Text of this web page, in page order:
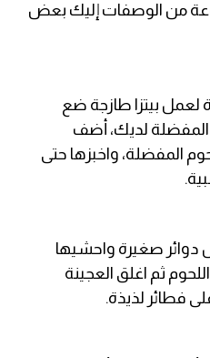
من الوصفات إليك بعض
لعمل بيتزا طازجة ضع
لديك، أضف
المفضلة، واخبزها حتى
صغيرة واحشيها
ثم اغلق العجينة
فطائر لذيذة.